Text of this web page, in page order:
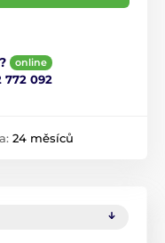
online
772 092
24 měsíců